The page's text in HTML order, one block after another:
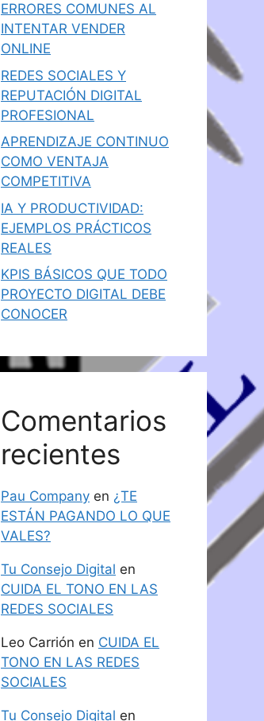
ERRORES COMUNES AL
INTENTAR VENDER
ONLINE
REDES SOCIALES Y
REPUTACIÓN DIGITAL
PROFESIONAL
APRENDIZAJE CONTINUO
COMO VENTAJA
COMPETITIVA
IA Y PRODUCTIVIDAD:
EJEMPLOS PRÁCTICOS
REALES
KPIS BÁSICOS QUE TODO
PROYECTO DIGITAL DEBE
CONOCER
Comentarios
recientes
Pau Company en ¿TE
ESTÁN PAGANDO LO QUE
VALES?
Tu Consejo Digital en
CUIDA EL TONO EN LAS
REDES SOCIALES
Leo Carrión en CUIDA EL
TONO EN LAS REDES
SOCIALES
Tu Consejo Digital en